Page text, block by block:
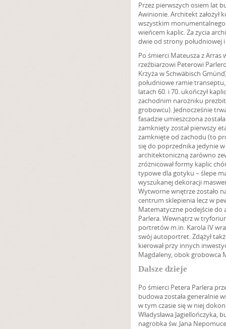
Przez pierwszych osiem lat
Awinionie. Architekt założył
wszystkim
wieńcem kaplic. Za życia
dwie od strony południowej i
Po śmierci Mateusza z
rzeźbiarzowi Peterowi
Krzyża w Schwäbisch
południowe ramie
latach 60. i 70. ukończył
zachodnim narożniku
grobowcu). Jednocześnie
fasadzie umieszczona
zamknięty został pierwszy
zamknięte od zachodu (to
się do poprzednika jedynie
architektoniczną zarówno
zróżnicował formy kaplic
typowe dla gotyku – ślepe
wyszukanej dekoracji
Wytworne wnętrze zostało
centrum sklepienia lecz w
Matematyczne podejście do
Parlera. Wewnątrz w
portretów m.in. Karola IV
swój autoportret. Zdążył
kierował przy innych
Magdaleny, obok grobowca
Dalsze dzieje
Po śmierci Petera Parlera
budowa została generalnie
w tym czasie się w niej
Władysława
nagrobka św. Jana